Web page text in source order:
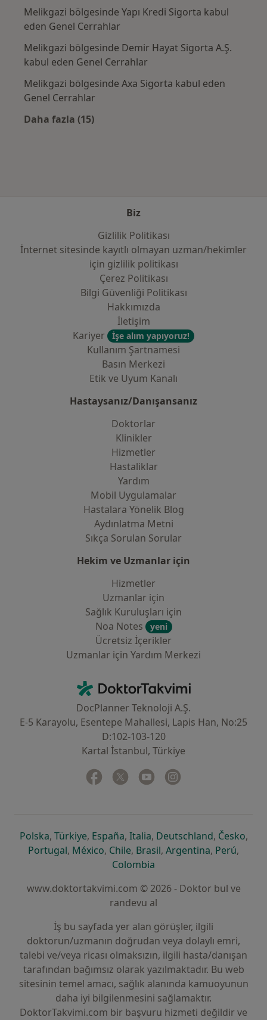
Melikgazi bölgesinde Yapı Kredi Sigorta kabul
eden Genel Cerrahlar
Melikgazi bölgesinde Demir Hayat Sigorta A.Ş.
kabul eden Genel Cerrahlar
Melikgazi bölgesinde Axa Sigorta kabul eden
Genel Cerrahlar
Daha fazla (15)
Biz
Gizlilik Politikası
İnternet sitesinde kayıtlı olmayan uzman/hekimler
i̇çin gizlilik politikası
Çerez Politikası
Bilgi Güvenliği Politikası
Hakkımızda
İletişim
Kariyer
İşe alım yapıyoruz!
Kullanım Şartnamesi
Basın Merkezi
Etik ve Uyum Kanalı
Hastaysanız/Danışansanız
Doktorlar
Klinikler
Hizmetler
Hastaliklar
Yardım
Mobil Uygulamalar
Hastalara Yönelik Blog
Aydınlatma Metni
Sıkça Sorulan Sorular
Hekim ve Uzmanlar için
Hizmetler
Uzmanlar için
Sağlık Kuruluşları için
Noa Notes
yeni
Ücretsiz İçerikler
Uzmanlar için Yardım Merkezi
DoktorTakvimi - Ana Sayfa
DocPlanner Teknoloji A.Ş.
E-5 Karayolu, Esentepe Mahallesi, Lapis Han, No:25
D:102-103-120
Kartal İstanbul, Türkiye
Facebook
yeni bir sekmede açılır
Twitter
yeni bir sekmede açılır
Youtube
yeni bir sekmede açılır
Polskayeni bir sekmede açılır
, Türkiyeyeni bir sekmede açılır
, Españayeni bir sekmede açılır
, Italiayeni bir sekmede açılır
, Deutschlandyeni bir
, Českoyeni
,
Portugalyeni bir sekmede açılır
, Méxicoyeni bir sekmede açılır
, Chileyeni bir sekmede açılır
, Brasilyeni bir sekmede açılır
, Argentinayeni bir
, Perúyeni
,
Colombia
www.doktortakvimi.com © 2026 - Doktor bul ve
randevu al
İş bu sayfada yer alan görüşler, ilgili
doktorun/uzmanın doğrudan veya dolaylı emri,
talebi ve/veya ricası olmaksızın, ilgili hasta/danışan
tarafından bağımsız olarak yazılmaktadır. Bu web
sitesinin temel amacı, sağlık alanında kamuoyunun
daha iyi bilgilenmesini sağlamaktır.
DoktorTakvimi.com bir başvuru hizmeti değildir ve